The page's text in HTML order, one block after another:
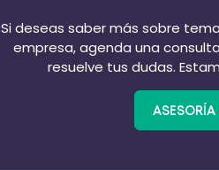
Si deseas saber más sobre
empresa, agenda una
resuelve tus dudas.